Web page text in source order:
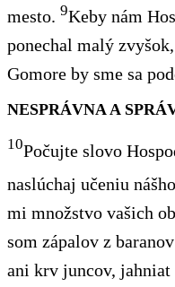
mesto. 9Keby nám
ponechal malý
Gomore by sme sa
NESPRÁVNA A
10Počujte slovo
naslúchaj učeniu
mi množstvo vašich
som zápalov z
ani krv juncov,